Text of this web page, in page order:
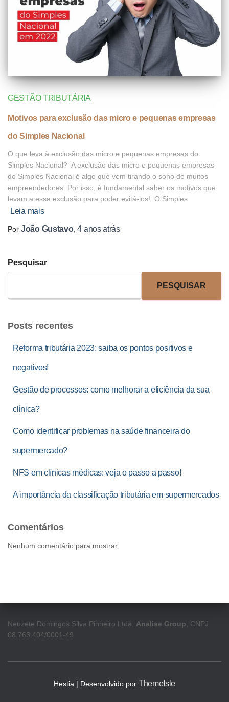
GESTÃO TRIBUTÁRIA
Motivos para exclusão das micro e pequenas empresas
do Simples Nacional
O que leva à exclusão das micro e pequenas empresas do
Simples Nacional? A exclusão das micro e pequenas empresas
do Simples Nacional é algo que vem tirando o sono de muitos
empreendedores. Por isso, é fundamental saber os motivos que
levam a essa exclusão para poder evitá-los! O Simples
Leia mais
Por João Gustavo,4 anosatrás
Pesquisar
PESQUISAR
Posts recentes
Reforma tributária 2023: saiba os pontos positivos e
negativos!
Gestão de processos: como melhorar a eficiência da sua
clínica?
Como identificar problemas na saúde financeira do
supermercado?
NFS em clínicas médicas: veja o passo a passo!
A importância da classificação tributária em supermercados
Comentários
Nenhum comentário para mostrar.
Neuzete Domingos Silva Pinheiro Ltda, Analise Group , CNPJ
08.763.404/0001-49
Hestia | Desenvolvido por ThemeIsle